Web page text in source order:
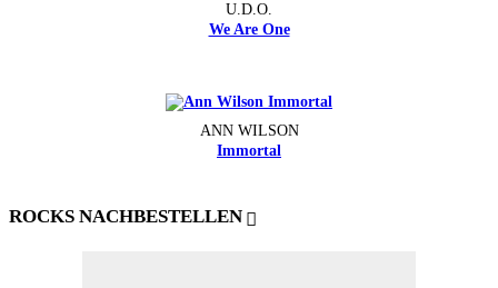
U.D.O.
We Are One
ANN WILSON
Immortal
ROCKS NACHBESTELLEN